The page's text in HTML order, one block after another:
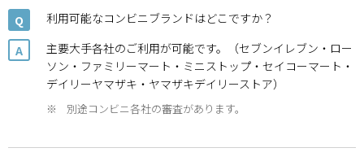
Q
利用可能なコンビニブランドはどこですか？
A
主要大手各社のご利用が可能です。（セブンイレブン・ロー
ソン・ファミリーマート・ミニストップ・セイコーマート・
デイリーヤマザキ・ヤマザキデイリーストア）
※ 別途コンビニ各社の審査があります。